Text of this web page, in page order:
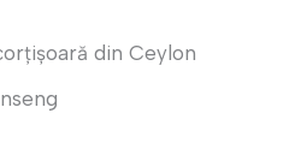
din Ceylon